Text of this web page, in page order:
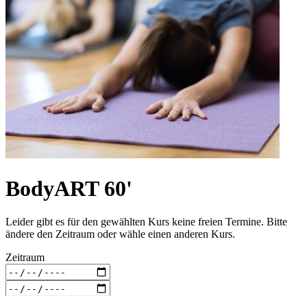
BodyART 60'
Leider gibt es für den gewählten Kurs keine freien Termine. Bitte
ändere den Zeitraum oder wähle einen anderen Kurs.
Zeitraum